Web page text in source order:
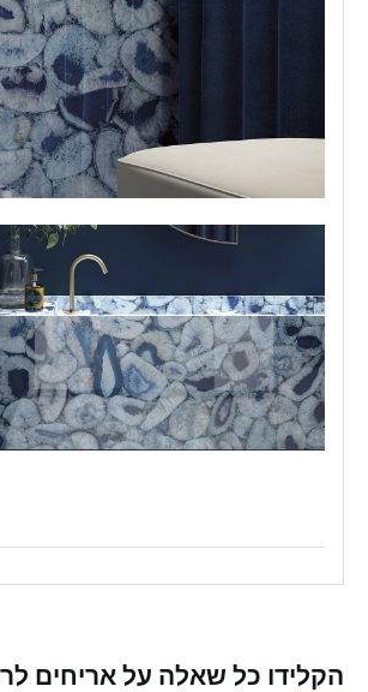
הקלידו כל שאלה על אריחים